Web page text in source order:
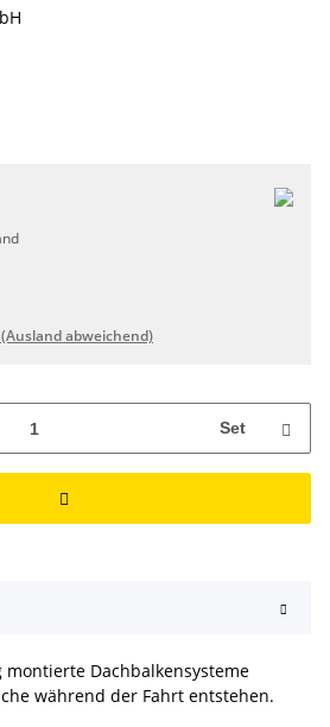
(Ausland abweichend)
Set
Dachbalkensysteme
während der Fahrt entstehen.